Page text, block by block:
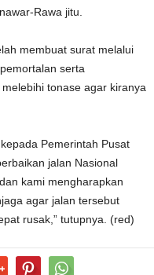
Rawa jitu.
membuat surat melalui
serta
tonase agar kiranya
Pemerintah Pusat
jalan Nasional
kami mengharapkan
agar jalan tersebut
rusak,” tutupnya. (red)